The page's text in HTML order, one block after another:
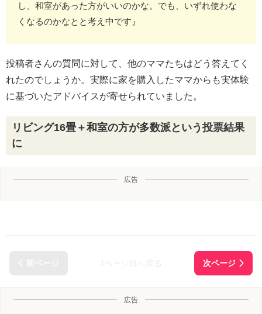
し、和室があった方がいいのかな。でも、いずれ使わな
くなるのかなとと考え中です』
投稿者さんの質問に対して、他のママたちはどう答えてく
れたのでしょうか。実際に家を購入したママからも実体験
に基づいたアドバイスが寄せられていました。
リビング16畳＋和室の方が多数派という投票結果
に
広告
広告